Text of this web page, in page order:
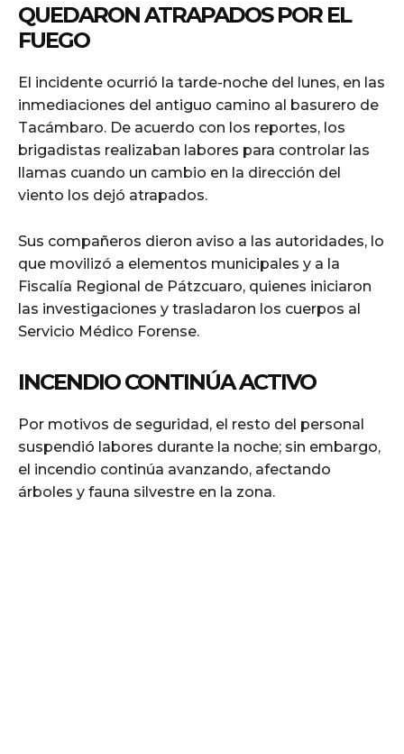
QUEDARON ATRAPADOS POR EL
FUEGO
El incidente ocurrió la tarde-noche del lunes, en las
inmediaciones del antiguo camino al basurero de
Tacámbaro. De acuerdo con los reportes, los
brigadistas realizaban labores para controlar las
llamas cuando un cambio en la dirección del
viento los dejó atrapados.
Sus compañeros dieron aviso a las autoridades, lo
que movilizó a elementos municipales y a la
Fiscalía Regional de Pátzcuaro, quienes iniciaron
las investigaciones y trasladaron los cuerpos al
Servicio Médico Forense.
INCENDIO CONTINÚA ACTIVO
Por motivos de seguridad, el resto del personal
suspendió labores durante la noche; sin embargo,
el incendio continúa avanzando, afectando
árboles y fauna silvestre en la zona.